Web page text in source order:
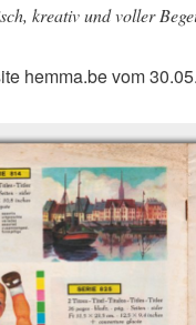
kreativ und voller
hemma.be vom